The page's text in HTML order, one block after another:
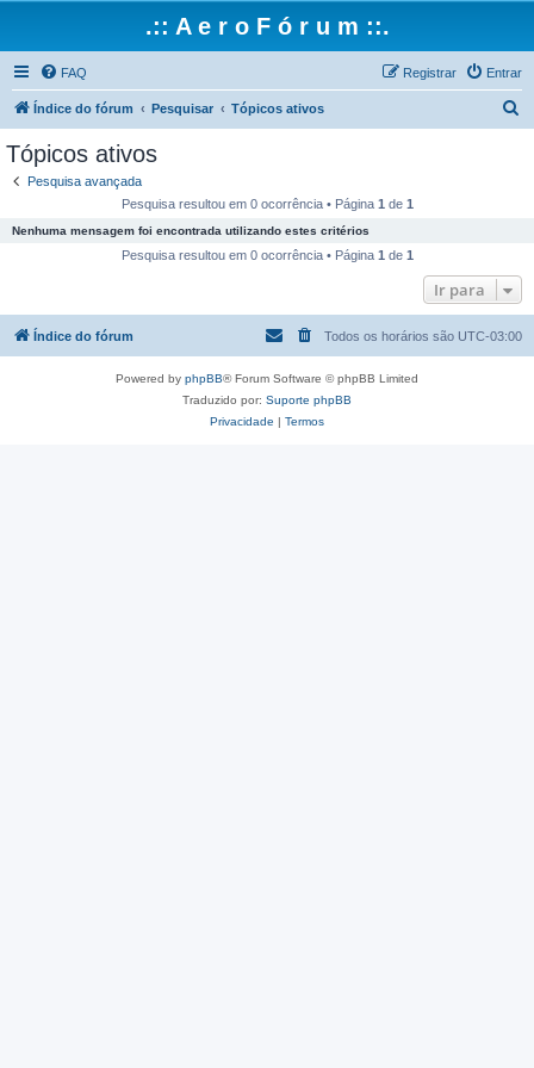
.:: A e r o F ó r u m ::.
FAQ Entrar
Registrar
Índice do fórum Pesquisar Tópicos ativos
s
r
Tópicos ativos
Pesquisa avançada
Pesquisa resultou em 0 ocorrência • Página 1 de 1
Nenhuma mensagem foi encontrada utilizando estes critérios
Pesquisa resultou em 0 ocorrência • Página 1 de 1
Ir para
Índice do fórum Todos os horários são UTC-03:00
Powered by phpBB® Forum Software © phpBB Limited
Traduzido por: Suporte phpBB
Privacidade | Termos